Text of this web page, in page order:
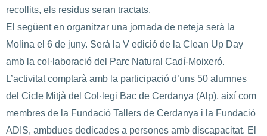
recollits, els residus seran tractats.
El següent en organitzar una jornada de neteja serà la
Molina el 6 de juny. Serà la V edició de la Clean Up Day
amb la col·laboració del Parc Natural Cadí-Moixeró.
L’activitat comptarà amb la participació d’uns 50 alumnes
del Cicle Mitjà del Col·legi Bac de Cerdanya (Alp), així com
membres de la Fundació Tallers de Cerdanya i la Fundació
ADIS, ambdues dedicades a persones amb discapacitat. El